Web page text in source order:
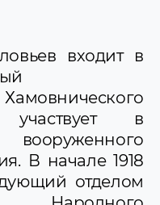
входит в
в
В начале 1918
отделом